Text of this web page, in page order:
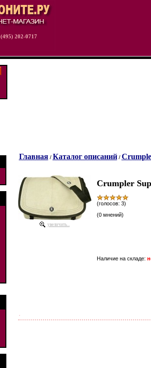
(495) 202-0717
Главная/ Каталог описаний/
увеличить...
Crumpler
(голосов: 3)
(0 мнений)
Наличие на складе: